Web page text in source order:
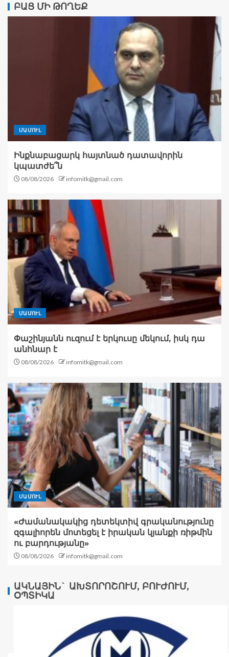
ԲԱՑ ՄԻ ԹՈՂԵՔ
ՄԱՄՈՒԼ
Ինքնաբացարկ հայտնած դատավորին
կպատժե՞ն
08/08/2026 infomitk@gmail.com
ՄԱՄՈՒԼ
Փաշինյանն ուզում է երկուսը մեկում, իսկ դա
անհնար է
08/08/2026 infomitk@gmail.com
ՄԱՄՈՒԼ
«Ժամանակակից դետեկտիվ գրականությունը
զգալիորեն մոտեցել է իրական կյանքի ռիթմին
ու բարդությանը»
08/08/2026 infomitk@gmail.com
ԱԿՆԱՅԻՆ` ԱԽՏՈՐՈՇՈՒՄ, ԲՈՒԺՈՒՄ,
ՕՊՏԻԿԱ